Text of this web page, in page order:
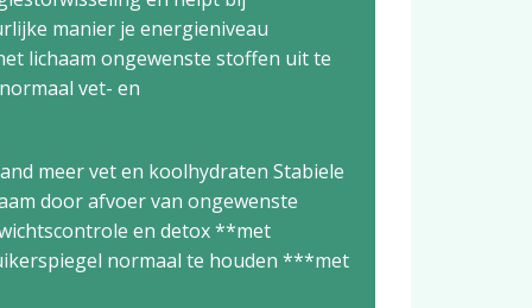
manier je energieniveau
lichaam ongewenste stoffen uit te
vet- en
meer vet en koolhydraten Stabiele
door afvoer van ongewenste
en detox **met
normaal te houden ***met